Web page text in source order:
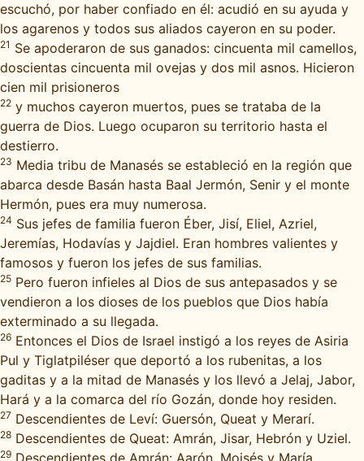
escuchó, por haber confiado en él: acudió en su ayuda y
los agarenos y todos sus aliados cayeron en su poder.
21 Se apoderaron de sus ganados: cincuenta mil camellos,
doscientas cincuenta mil ovejas y dos mil asnos. Hicieron
cien mil prisioneros
22 y muchos cayeron muertos, pues se trataba de la
guerra de Dios. Luego ocuparon su territorio hasta el
destierro.
23 Media tribu de Manasés se estableció en la región que
abarca desde Basán hasta Baal Jermón, Senir y el monte
Hermón, pues era muy numerosa.
24 Sus jefes de familia fueron Éber, Jisí, Eliel, Azriel,
Jeremías, Hodavías y Jajdiel. Eran hombres valientes y
famosos y fueron los jefes de sus familias.
25 Pero fueron infieles al Dios de sus antepasados y se
vendieron a los dioses de los pueblos que Dios había
exterminado a su llegada.
26 Entonces el Dios de Israel instigó a los reyes de Asiria
Pul y Tiglatpiléser que deportó a los rubenitas, a los
gaditas y a la mitad de Manasés y los llevó a Jelaj, Jabor,
Hará y a la comarca del río Gozán, donde hoy residen.
27 Descendientes de Leví: Guersón, Queat y Merarí.
28 Descendientes de Queat: Amrán, Jisar, Hebrón y Uziel.
29 Descendientes de Amrán: Aarón, Moisés y María.